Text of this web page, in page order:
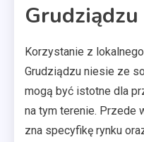
Grudziądzu
Korzystanie z
Grudziądzu niesie ze
mogą być istotne dla
na tym terenie. Przede
zna specyfikę rynku